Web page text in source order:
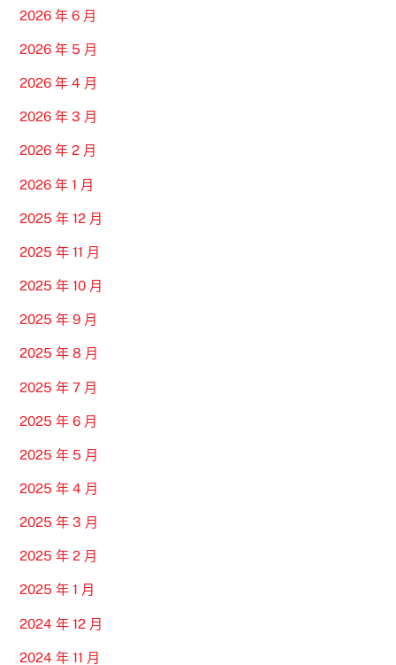
2026 年 6 月
2026 年 5 月
2026 年 4 月
2026 年 3 月
2026 年 2 月
2026 年 1 月
2025 年 12 月
2025 年 11 月
2025 年 10 月
2025 年 9 月
2025 年 8 月
2025 年 7 月
2025 年 6 月
2025 年 5 月
2025 年 4 月
2025 年 3 月
2025 年 2 月
2025 年 1 月
2024 年 12 月
2024 年 11 月